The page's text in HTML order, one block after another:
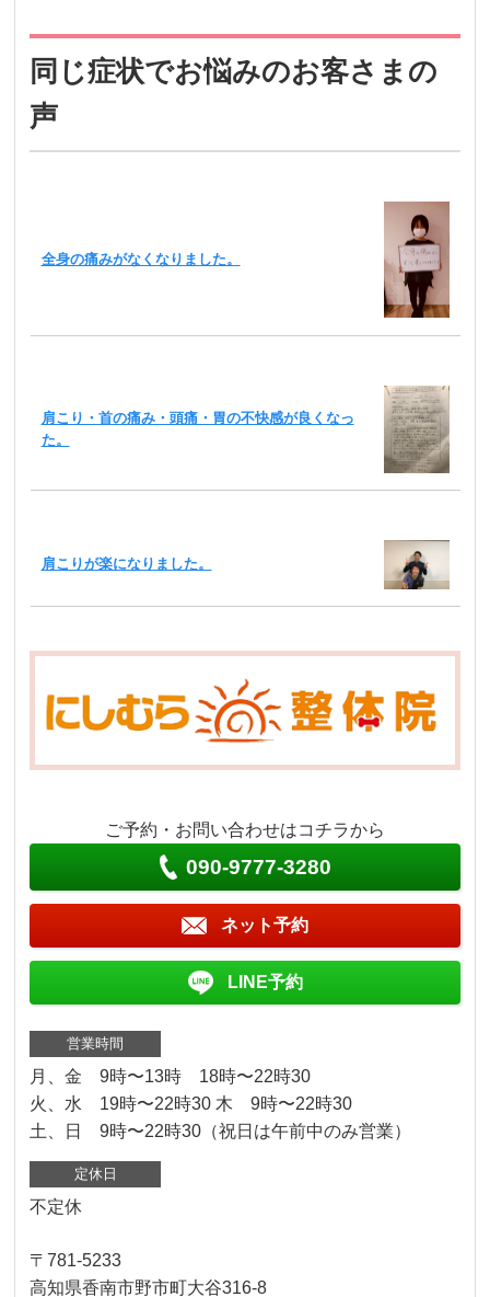
同じ症状でお悩みのお客さまの
声
全身の痛みがなくなりました。
肩こり・首の痛み・頭痛・胃の不快感が良くなっ
た。
肩こりが楽になりました。
ご予約・お問い合わせはコチラから
090-9777-3280
ネット予約
LINE予約
営業時間
月、金 9時〜13時 18時〜22時30
火、水 19時〜22時30 木 9時〜22時30
土、日 9時〜22時30（祝日は午前中のみ営業）
定休日
不定休
〒781-5233
高知県香南市野市町大谷316-8